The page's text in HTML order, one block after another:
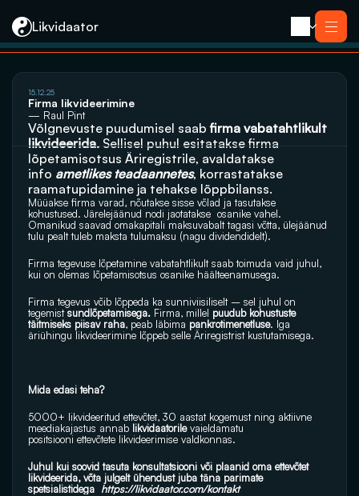
Likvidaator
Teenused
Likvideerimine koos müügiga
Likvideerimine
Saneerimine
Pankrotimenetlus
E-residendi ettevõtte sulgemine
Kontakt
15.12.25
Firma likvideerimine
— Raul Pint
Võlgnevuste puudumisel saab firma vabatahtlikult
likvideerida. Sellisel puhul esitatakse firma
lõpetamisotsus Äriregistrile, avaldatakse
info ametlikes teadaannetes, korrastatakse
raamatupidamine ja tehakse lõppbilanss.
Müüakse firma varad, nõutakse sisse võlad ja tasutakse
kohustused. Järelejäänud nodi jaotatakse  osanike vahel.
Omanikud saavad omakapitali maksuvabalt tagasi võtta, ülejäänud
tulu pealt tuleb maksta tulumaksu (nagu dividendidelt).
Firma tegevuse lõpetamine vabatahtlikult saab toimuda vaid juhul,
kui on olemas lõpetamisotsus osanike häälteenamusega.
Firma tegevus võib lõppeda ka sunniviisiliselt – sel juhul on
tegemist sundlõpetamisega. Firma, millel puudub kohustuste
täitmiseks piisav raha, peab läbima pankrotimenetluse. Iga
äriühingu likvideerimine lõppeb selle Äriregistrist kustutamisega.
Mida edasi teha?
5000+ likvideeritud ettevõtet, 30 aastat kogemust ning aktiivne
meediakajastus annab likvidaatorile vaieldamatu
positsiooni ettevõtete likvideerimise valdkonnas.
Juhul kui soovid tasuta konsultatsiooni või plaanid oma ettevõtet
likvideerida, võta julgelt ühendust juba täna parimate
spetsialistidega https://likvidaator.com/kontakt